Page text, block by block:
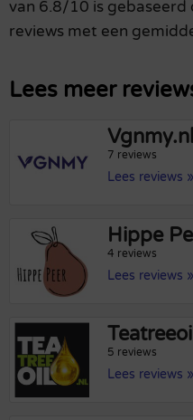
van 6.8/10 is
reviews met een
Lees meer
Vgnmy.nl
7 reviews
Lees reviews »
Hippe
4 reviews
Lees reviews »
5 reviews
Lees reviews »